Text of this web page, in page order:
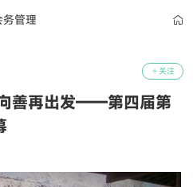
务管理
关注
善再出发——第四届第